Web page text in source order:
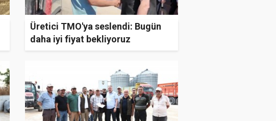
Üretici TMO'ya seslendi: Bugün
daha iyi fiyat bekliyoruz